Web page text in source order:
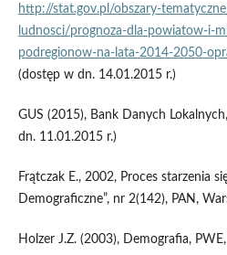
http://stat.gov.pl/obszary-
ludnosci/prognoza-dla-powiatow-i-
podregionow-na-lata-2014-2050-
(dostęp w dn. 14.01.2015 r.)
GUS (2015), Bank Danych Lokalnych,
dn. 11.01.2015 r.)
Frątczak E., 2002, Proces starzenia
Demograficzne”, nr 2(142), PAN,
Holzer J.Z. (2003), Demografia,